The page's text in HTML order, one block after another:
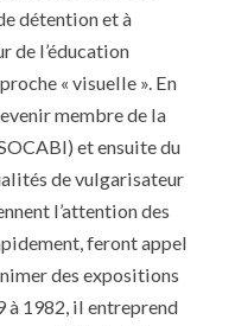
détention et à
de l’éducation
« visuelle ». En
membre de la
et ensuite du
de vulgarisateur
l’attention des
feront appel
des expositions
à 1982, il entreprend